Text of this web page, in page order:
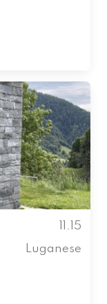
11.15
Luganese